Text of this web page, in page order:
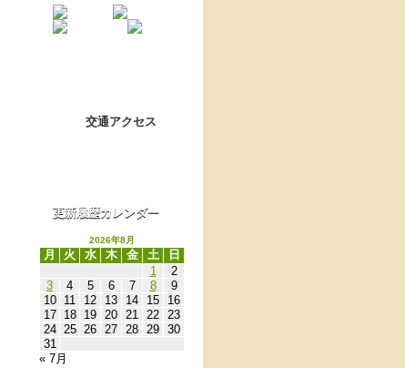
交通アクセス
更新履歴カレンダー
2026年8月
月 火 水 木 金 土
日
1
2
3
4 5 6 7 8
9
10
11 12 13 14 15
16
17
18 19 20 21 22 23
24 25 26 27 28 29 30
31
« 7月